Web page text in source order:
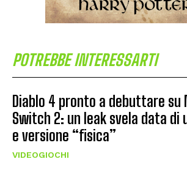
POTREBBE INTERESSARTI
Diablo 4 pronto a debuttare su
Switch 2: un leak svela data di
e versione “fisica”
VIDEOGIOCHI